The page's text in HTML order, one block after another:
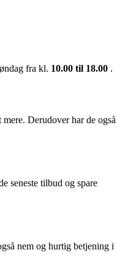
fra kl. 10.00 til 18.00 .
Derudover har de også
seneste tilbud og spare
nem og hurtig betjening i